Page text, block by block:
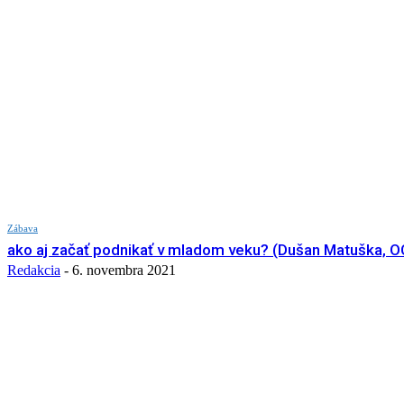
Zábava
ako aj začať podnikať v mladom veku? (Dušan Matuška,
Redakcia - 6. novembra 2021